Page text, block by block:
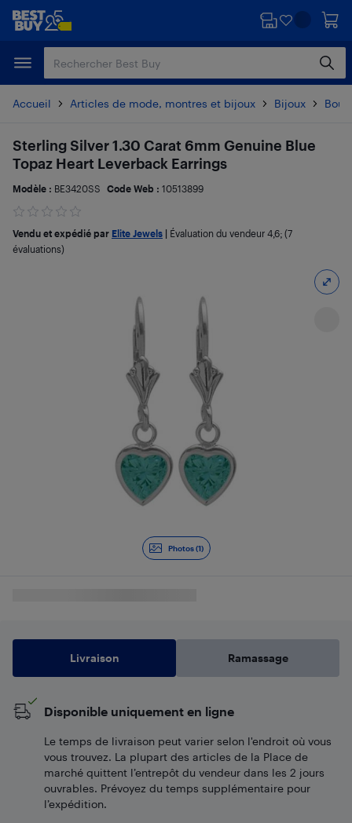
Passer
principal
Passer
Accueil Articles de mode, montres et bijoux Bijoux
Photos (1)
Sterling Silver 1.30 Carat 6mm Genuine Blue
Topaz Heart Leverback Earrings
Modèle : BE3420SS Code Web : 10513899
Vendu et expédié par Elite Jewels Évaluation du vendeur 4,6; (7
évaluations)
Livraison Ramassage
Disponible uniquement en ligne
Le temps de livraison peut varier selon l'endroit où vous
vous trouvez. La plupart des articles de la Place de
marché quittent l’entrepôt du vendeur dans les 2 jours
ouvrables. Prévoyez du temps supplémentaire pour
l’expédition.